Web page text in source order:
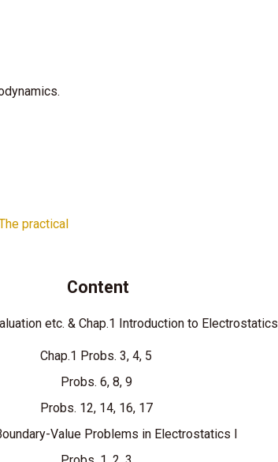
practical
Content
etc. & Chap.1 Introduction to Electrostatics
Chap.1 Probs. 3, 4, 5
Probs. 6, 8, 9
Probs. 12, 14, 16, 17
Value Problems in Electrostatics I